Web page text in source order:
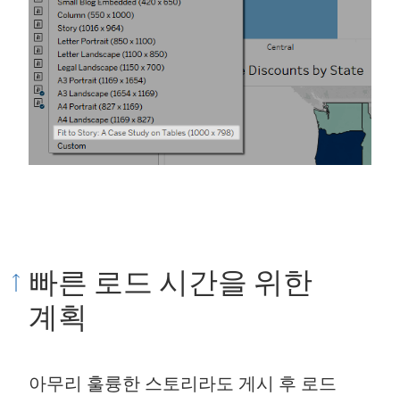
빠른 로드 시간을 위한
계획
아무리 훌륭한 스토리라도 게시 후 로드